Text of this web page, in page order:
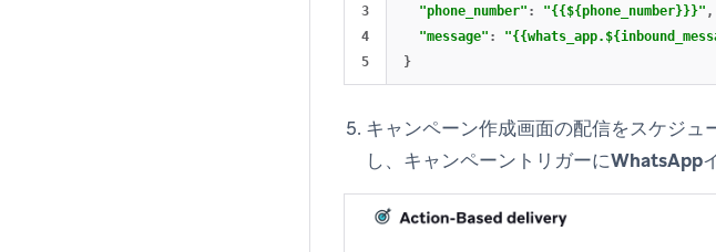
3
4
"phone_number" : "{{${phone_number}}}" ,
"message" :
}
キャンペーン作成画面の配信をスケジュ
し、キャンペーントリガーにWhatsApp